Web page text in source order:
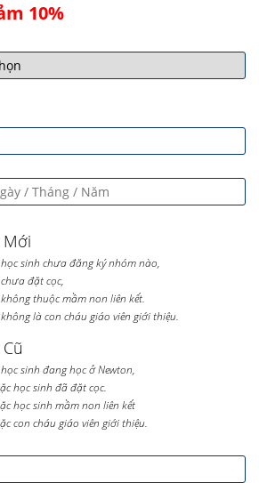
10%
Mới
sinh chưa đăng ký nhóm nào,
đặt cọc,
thuộc mầm non liên kết.
là con cháu giáo viên giới thiệu.
Cũ
sinh đang học ở Newton,
học sinh đã đặt cọc.
học sinh mầm non liên kết
con cháu giáo viên giới thiệu.